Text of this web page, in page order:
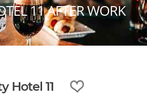
11 AFTER WORK
Hotel 11